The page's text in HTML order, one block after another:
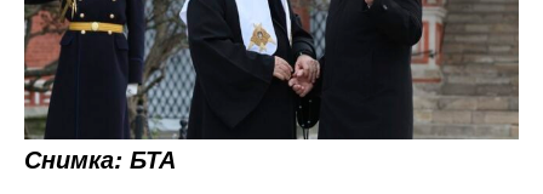
Снимка: БТА